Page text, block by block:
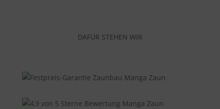
DAFÜR STEHEN WIR